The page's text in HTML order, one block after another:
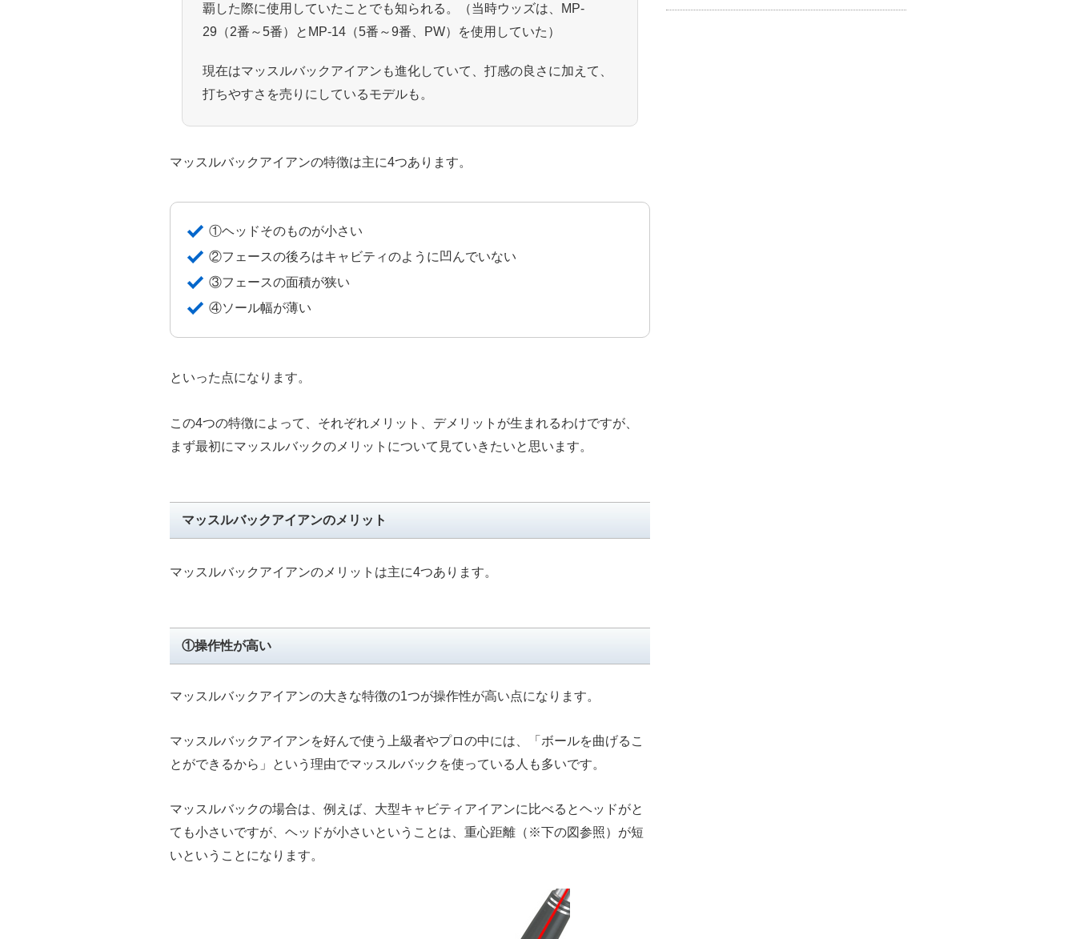
覇した際に使用していたことでも知られる。（当時ウッズは、MP-
29（2番～5番）とMP-14（5番～9番、PW）を使用していた）
現在はマッスルバックアイアンも進化していて、打感の良さに加えて、
打ちやすさを売りにしているモデルも。
マッスルバックアイアンの特徴は主に4つあります。
①ヘッドそのものが小さい
②フェースの後ろはキャビティのように凹んでいない
③フェースの面積が狭い
④ソール幅が薄い
といった点になります。
この4つの特徴によって、それぞれメリット、デメリットが生まれるわけですが、
まず最初にマッスルバックのメリットについて見ていきたいと思います。
マッスルバックアイアンのメリット
マッスルバックアイアンのメリットは主に4つあります。
①操作性が高い
マッスルバックアイアンの大きな特徴の1つが操作性が高い点になります。
マッスルバックアイアンを好んで使う上級者やプロの中には、「ボールを曲げるこ
とができるから」という理由でマッスルバックを使っている人も多いです。
マッスルバックの場合は、例えば、大型キャビティアイアンに比べるとヘッドがと
ても小さいですが、ヘッドが小さいということは、重心距離（※下の図参照）が短
いということになります。